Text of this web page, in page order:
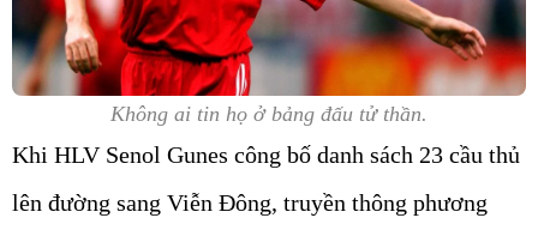
Không ai tin họ ở bảng đấu tử thần.
Khi HLV Senol Gunes công bố danh sách 23 cầu thủ
lên đường sang Viễn Đông, truyền thông phương